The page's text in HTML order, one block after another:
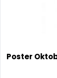
Poster